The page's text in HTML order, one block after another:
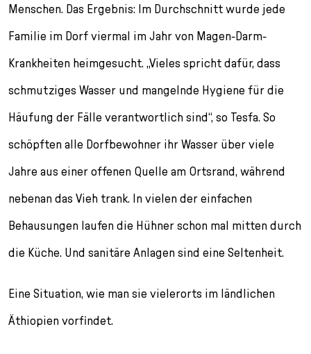
Menschen. Das Ergebnis: Im Durchschnitt wurde jede
Familie im Dorf viermal im Jahr von Magen-Darm-
Krankheiten heimgesucht. „Vieles spricht dafür, dass
schmutziges Wasser und mangelnde Hygiene für die
Häufung der Fälle verantwortlich sind“, so Tesfa. So
schöpften alle Dorfbewohner ihr Wasser über viele
Jahre aus einer offenen Quelle am Ortsrand, während
nebenan das Vieh trank. In vielen der einfachen
Behausungen laufen die Hühner schon mal mitten durch
die Küche. Und sanitäre Anlagen sind eine Seltenheit.
Eine Situation, wie man sie vielerorts im ländlichen
Äthiopien vorfindet.